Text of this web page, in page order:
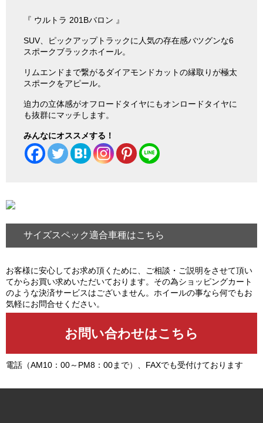
『 ウルトラ 201Bバロン 』
SUV、ピックアップトラックに人気の存在感バツグンな6
スポークブラックホイール。
リムエンドまで繋がるダイアモンドカットの縁取りが極太
スポークをアピール。
迫力の立体感がオフロードタイヤにもオンロードタイヤに
も抜群にマッチします。
みんなにオススメする！
サイズスペック適合車種はこちら
お客様に安心してお求め頂くために、ご相談・ご説明をさせて頂い
てからお買い求めいただいております。その為ショッピングカート
のような決済サービスはございません。ホイールの事なら何でもお
気軽にお問合せください。
電話（AM10：00～PM8：00まで）、FAXでも受付けております